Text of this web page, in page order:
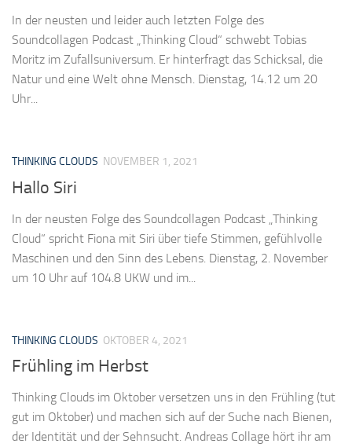
In der neusten und leider auch letzten Folge des
Soundcollagen Podcast „Thinking Cloud“ schwebt Tobias
Moritz im Zufallsuniversum. Er hinterfragt das Schicksal, die
Natur und eine Welt ohne Mensch. Dienstag, 14.12 um 20
Uhr...
THINKING CLOUDS NOVEMBER 1, 2021
Hallo Siri
In der neusten Folge des Soundcollagen Podcast „Thinking
Cloud“ spricht Fiona mit Siri über tiefe Stimmen, gefühlvolle
Maschinen und den Sinn des Lebens. Dienstag, 2. November
um 10 Uhr auf 104.8 UKW und im...
THINKING CLOUDS OKTOBER 4, 2021
Frühling im Herbst
Thinking Clouds im Oktober versetzen uns in den Frühling (tut
gut im Oktober) und machen sich auf der Suche nach Bienen,
der Identität und der Sehnsucht. Andreas Collage hört ihr am